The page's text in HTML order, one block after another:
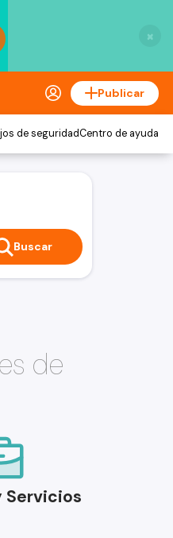
×
Publicar
de seguridadCentro de ayuda
Buscar
de
Servicios